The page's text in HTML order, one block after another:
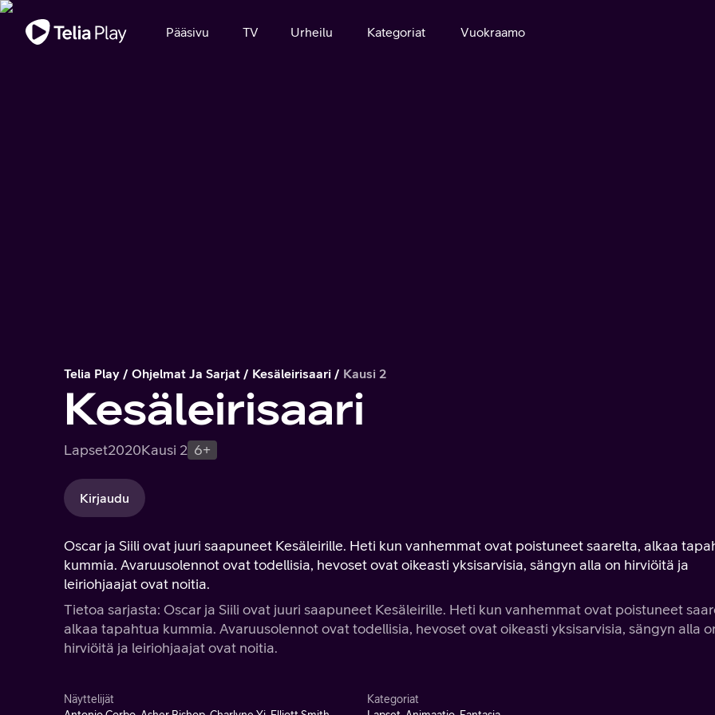
Tärkeä viesti
Pääsivu TV Urheilu Kategoriat Vuokraamo
Telia Play Ohjelmat Ja Sarjat Kesäleirisaari Kausi 2
Kesäleirisaari
Lapset2020Kausi 2 6+
Kirjaudu
Oscar ja Siili ovat juuri saapuneet Kesäleirille. Heti kun vanhemmat ovat poistuneet saarelta, alkaa
kummia. Avaruusolennot ovat todellisia, hevoset ovat oikeasti yksisarvisia, sängyn alla on hirviöitä ja
leiriohjaajat ovat noitia.
Tietoa sarjasta: Oscar ja Siili ovat juuri saapuneet Kesäleirille. Heti kun vanhemmat ovat poistuneet
alkaa tapahtua kummia. Avaruusolennot ovat todellisia, hevoset ovat oikeasti yksisarvisia, sängyn alla
hirviöitä ja leiriohjaajat ovat noitia.
Näyttelijät
Kategoriat